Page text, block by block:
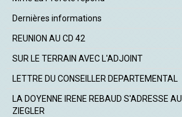
Dernières informations
REUNION AU CD 42
SUR LE TERRAIN AVEC L'ADJOINT
LETTRE DU CONSEILLER DEPARTEMENTAL
LA DOYENNE IRENE REBAUD S'ADRESSE
ZIEGLER